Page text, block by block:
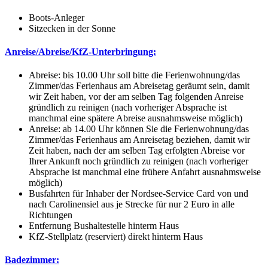
Boots-Anleger
Sitzecken in der Sonne
Anreise/Abreise/KfZ-Unterbringung:
Abreise: bis 10.00 Uhr soll bitte die Ferienwohnung/das
Zimmer/das Ferienhaus am Abreisetag geräumt sein, damit
wir Zeit haben, vor der am selben Tag folgenden Anreise
gründlich zu reinigen (nach vorheriger Absprache ist
manchmal eine spätere Abreise ausnahmsweise möglich)
Anreise: ab 14.00 Uhr können Sie die Ferienwohnung/das
Zimmer/das Ferienhaus am Anreisetag beziehen, damit wir
Zeit haben, nach der am selben Tag erfolgten Abreise vor
Ihrer Ankunft noch gründlich zu reinigen (nach vorheriger
Absprache ist manchmal eine frühere Anfahrt ausnahmsweise
möglich)
Busfahrten für Inhaber der Nordsee-Service Card von und
nach Carolinensiel aus je Strecke für nur 2 Euro in alle
Richtungen
Entfernung Bushaltestelle hinterm Haus
KfZ-Stellplatz (reserviert) direkt hinterm Haus
Badezimmer: